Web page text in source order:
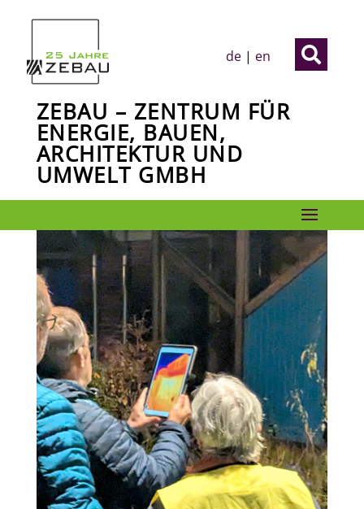

de | en
ZEBAU – ZENTRUM FÜR
ENERGIE, BAUEN,
ARCHITEKTUR UND
UMWELT GMBH